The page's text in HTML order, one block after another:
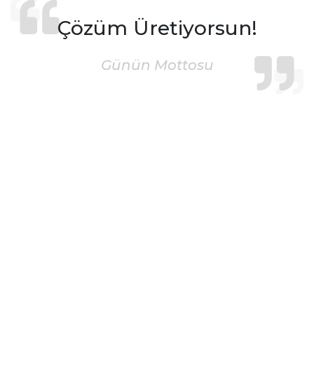
Çözüm Üretiyorsun!
Günün Mottosu